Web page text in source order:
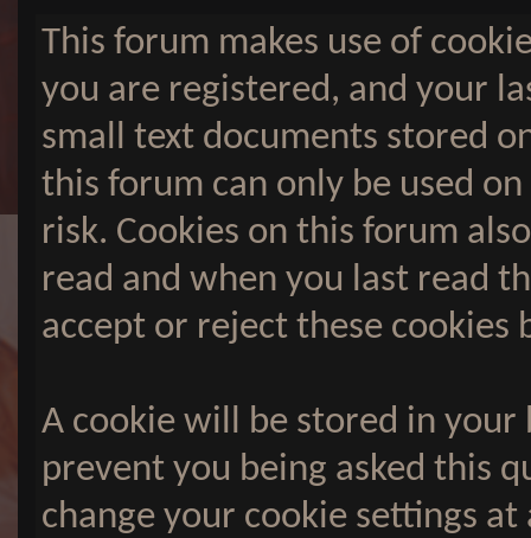
Bewohner
Schlucht
gegenwärtig.
nicht alleine
hält man den
lieber unten.
Stadt. Als Cop
gut überlegt
Reviere, wo
hoch ist und es
lässt! Und
dich während
bleiben?
This forum makes use of
you are registered, and your
small text documents stored
this forum can only be used
risk. Cookies on this forum
read and when you last read
accept or reject these cookies
A cookie will be stored in
prevent you being asked this
change your cookie settings